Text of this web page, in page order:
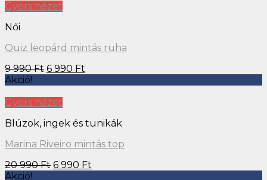
Gyors nézet
Női
Quiz leopárd mintás ruha
9 990Ft 6 990 Ft
Akció!
Gyors nézet
Blúzok, ingek és tunikák
Marina Riveiro mintás top
20 990Ft 6 990 Ft
Akció!